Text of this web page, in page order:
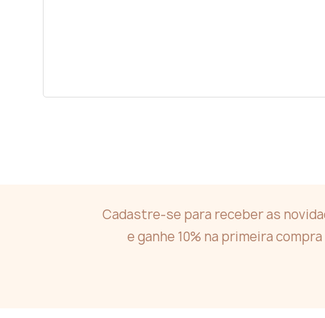
Cadastre-se para receber as
e ganhe 10% na primeira compra